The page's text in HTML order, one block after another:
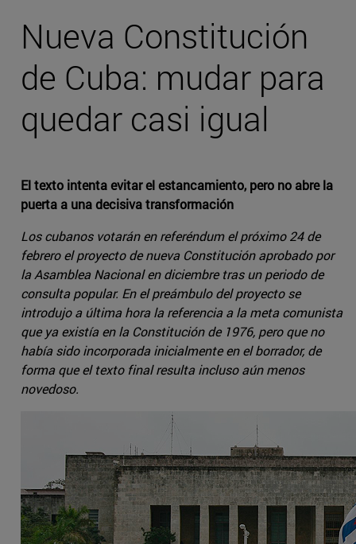
Nueva Constitución
de Cuba: mudar para
quedar casi igual
El texto intenta evitar el estancamiento, pero no abre la
puerta a una decisiva transformación
Los cubanos votarán en referéndum el próximo 24 de
febrero el proyecto de nueva Constitución aprobado por
la Asamblea Nacional en diciembre tras un periodo de
consulta popular. En el preámbulo del proyecto se
introdujo a última hora la referencia a la meta comunista
que ya existía en la Constitución de 1976, pero que no
había sido incorporada inicialmente en el borrador, de
forma que el texto final resulta incluso aún menos
novedoso.